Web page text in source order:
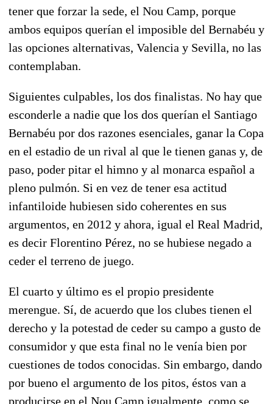
tener que forzar la sede, el Nou Camp, porque
ambos equipos querían el imposible del Bernabéu y
las opciones alternativas, Valencia y Sevilla, no las
contemplaban.
Siguientes culpables, los dos finalistas. No hay que
esconderle a nadie que los dos querían el Santiago
Bernabéu por dos razones esenciales, ganar la Copa
en el estadio de un rival al que le tienen ganas y, de
paso, poder pitar el himno y al monarca español a
pleno pulmón. Si en vez de tener esa actitud
infantiloide hubiesen sido coherentes en sus
argumentos, en 2012 y ahora, igual el Real Madrid,
es decir Florentino Pérez, no se hubiese negado a
ceder el terreno de juego.
El cuarto y último es el propio presidente
merengue. Sí, de acuerdo que los clubes tienen el
derecho y la potestad de ceder su campo a gusto de
consumidor y que esta final no le venía bien por
cuestiones de todos conocidas. Sin embargo, dando
por bueno el argumento de los pitos, éstos van a
producirse en el Nou Camp igualmente, como se